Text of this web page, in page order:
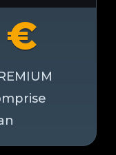
€